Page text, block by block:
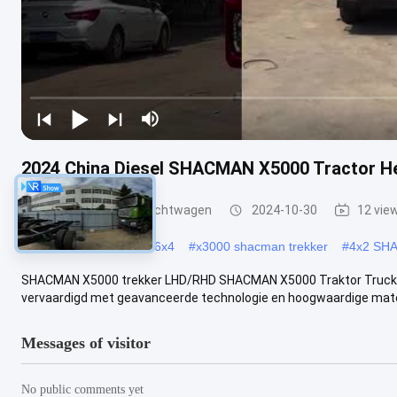
2024 China Diesel SHACMAN X5000 Tractor
shacman tractorvrachtwagen 2024-10-30 12
#x3000 Shacman truck 6x4 #x3000 shacman trekker #4x2
SHACMAN X5000 trekker LHD/RHD SHACMAN X5000 Traktor
vervaardigd met geavanceerde technologie en hoogwaardige
Messages of visitor
No public comments yet